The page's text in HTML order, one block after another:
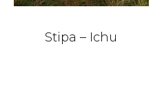
Stipa – Ichu